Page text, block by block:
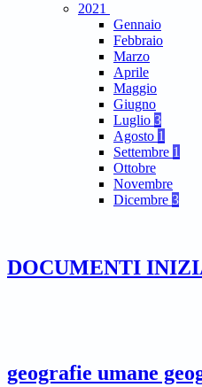
2021
Gennaio
Febbraio
Marzo
Aprile
Maggio
Giugno
Luglio 3
Agosto 1
Settembre 1
Ottobre
Novembre
Dicembre 3
DOCUMENTI
geografie umane